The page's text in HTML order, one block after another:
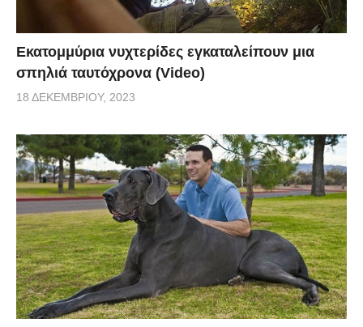
Εκατομμύρια νυχτερίδες εγκαταλείπουν μια
σπηλιά ταυτόχρονα (Video)
18 ΔΕΚΕΜΒΡΊΟΥ, 2023